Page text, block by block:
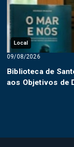
Local
09/08/2026
Biblioteca de
aos Objetivos de